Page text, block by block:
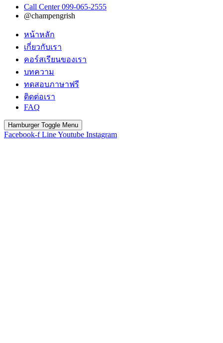
Call Center 099-065-2555
@champengrish
หน้าหลัก
เกี่ยวกับเรา
คอร์สเรียนของเรา
บทความ
ทดสอบภาษาฟรี
ติดต่อเรา
FAQ
Hamburger Toggle Menu
Facebook-f LineYoutube Instagram